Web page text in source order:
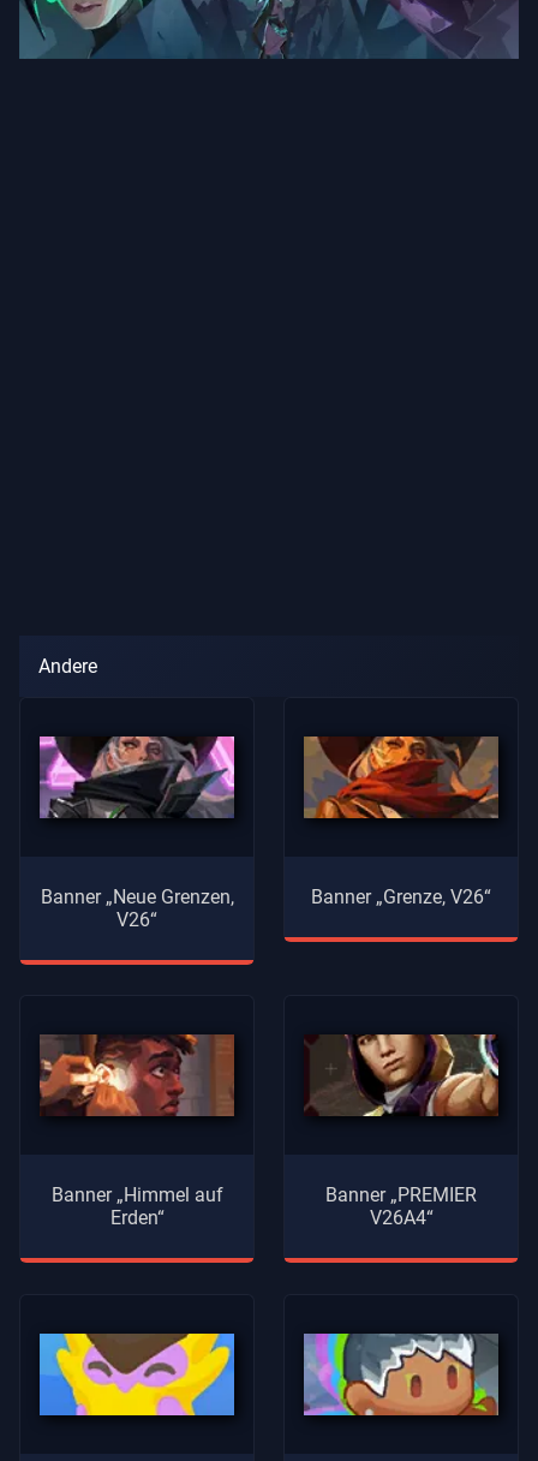
Andere
Banner „Neue Grenzen,
V26“
Banner „Grenze, V26“
Banner „Himmel auf
Erden“
Banner „PREMIER
V26A4“